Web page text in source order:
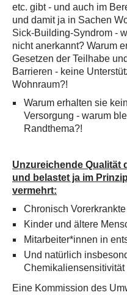
etc. gibt - und auch im
und damit ja in Sachen
Sick-Building-Syndrom -
nicht anerkannt? Warum
Gesetzen der Teilhabe
Barrieren - keine
Wohnraum?!
Warum erhalten sie
Versorgung - warum
Randthema?!
Unzureichende Qualität
und belastet ja im
vermehrt:
Chronisch Vorerkrankte
Kinder und ältere
Mitarbeiter*innen in
Und natürlich
Chemikaliensensitivität
Eine Kommission des